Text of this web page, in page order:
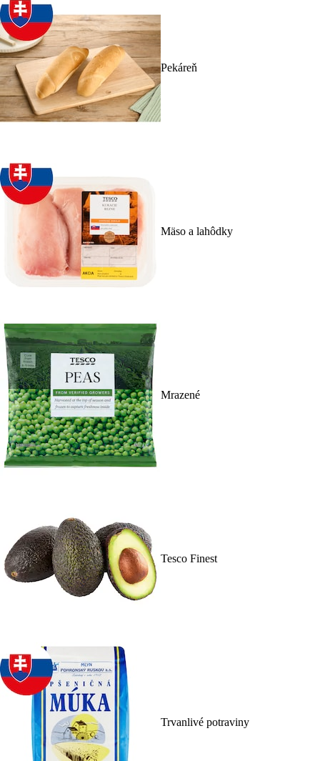
Pekáreň
Mäso a lahôdky
Mrazené
Tesco Finest
Trvanlivé potraviny